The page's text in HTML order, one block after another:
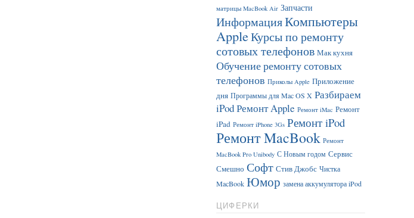
матрицы MacBook Air Запчасти
ИнформацияКомпьютеры
AppleКурсы по ремонту
сотовых телефонов Мак кухня
Обучение ремонту сотовых
телефонов Приколы Apple Приложение
дня Программы для Mac OS X Разбираем
iPodРемонт Apple Ремонт iMac Ремонт
iPad Ремонт iPhone 3Gs Ремонт iPod
Ремонт MacBook Ремонт
MacBook Pro Unibody С Новым годом Сервис
Смешно Софт Стив Джобс Чистка
MacBook Юмор замена аккумулятора iPod
ЦИФЕРКИ